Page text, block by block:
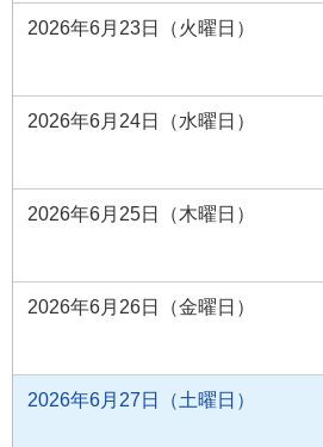
2026年6月23日（火曜日）
2026年6月24日（水曜日）
2026年6月25日（木曜日）
2026年6月26日（金曜日）
2026年6月27日（土曜日）